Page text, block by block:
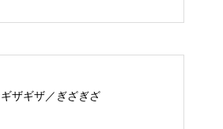
ギザギザ／ぎざぎざ